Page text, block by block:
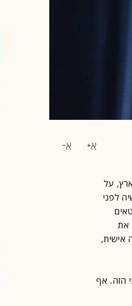
על
לפני
חוטאים
את
אישית,
הזה. אף